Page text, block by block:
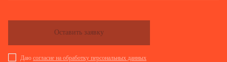
Даю согласие на обработку персональных данных
Оставить заявку